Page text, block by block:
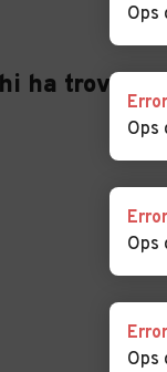
ha trovato
Ops
Error
Ops
Error
Ops
Error
Ops